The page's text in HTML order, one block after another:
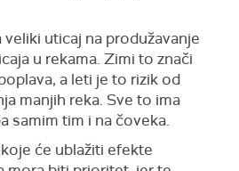
uticaj na produžavanje
u rekama. Zimi to znači
a leti je to rizik od
manjih reka. Sve to ima
samim tim i na čoveka.
će ublažiti efekte